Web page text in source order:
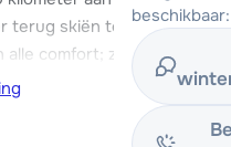
beschikbaar:
terug skiën tot dichtbij het
comfort; zo geniet je
(gedeelde) sauna en